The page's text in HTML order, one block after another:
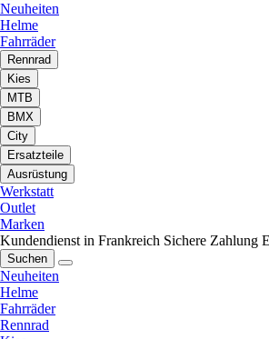
Neuheiten
Helme
Fahrräder
Rennrad
Kies
MTB
BMX
City
Ersatzteile
Ausrüstung
Werkstatt
Outlet
Marken
Kundendienst in Frankreich Sichere Zahlung
Suchen
Neuheiten
Helme
Fahrräder
Rennrad